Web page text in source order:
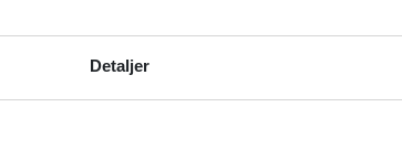
Detaljer